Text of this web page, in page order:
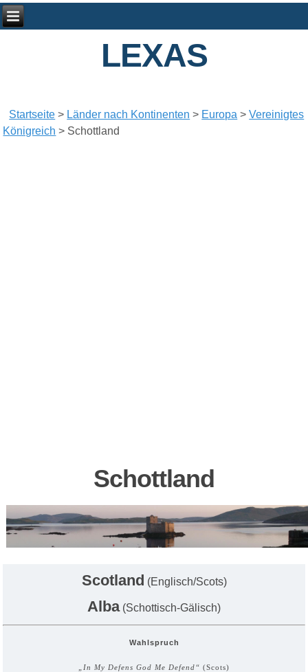
LEXAS
Startseite > Länder nach Kontinenten > Europa >Vereinigtes
Königreich > Schottland
Schottland
Scotland (Englisch/Scots)
Alba(Schottisch-Gälisch)
Wahlspruch
„In My Defens God Me Defend“ (Scots)